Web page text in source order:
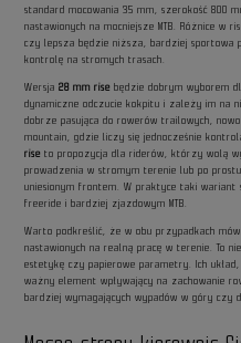
standard mocowania 35 mm, szerokość 800
nastawionych na mocniejsze MTB. Różnice w
czy lepsza będzie niższa, bardziej
kontrolę na stromych trasach.
Wersja28 mm rise będzie dobrym wyborem
dynamiczne odczucie kokpitu i zależy im na
dobrze pasująca do rowerów trailowych,
mountain, gdzie liczy się jednocześnie
rise to propozycja dla riderów, którzy wolą
prowadzenia w stromym terenie lub po
uniesionym frontem. W praktyce taki wariant
freeride i bardziej zjazdowym MTB.
Warto podkreślić, że w obu przypadkach
nastawionych na realną pracę w terenie. To
estetykę czy papierowe parametry. Ich
ważny element wpływający na zachowanie
bardziej wymagających wypadów w góry czy